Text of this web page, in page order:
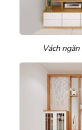
Vách